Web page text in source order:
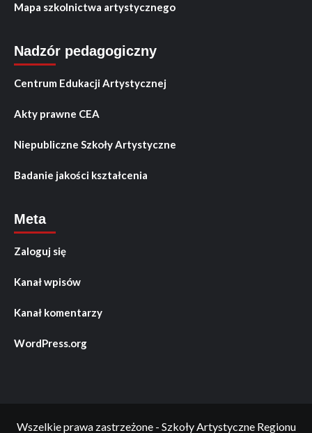
Mapa szkolnictwa artystycznego
Nadzór pedagogiczny
Centrum Edukacji Artystycznej
Akty prawne CEA
Niepubliczne Szkoły Artystyczne
Badanie jakości kształcenia
Meta
Zaloguj się
Kanał wpisów
Kanał komentarzy
WordPress.org
Wszelkie prawa zastrzeżone - Szkoły Artystyczne Regionu